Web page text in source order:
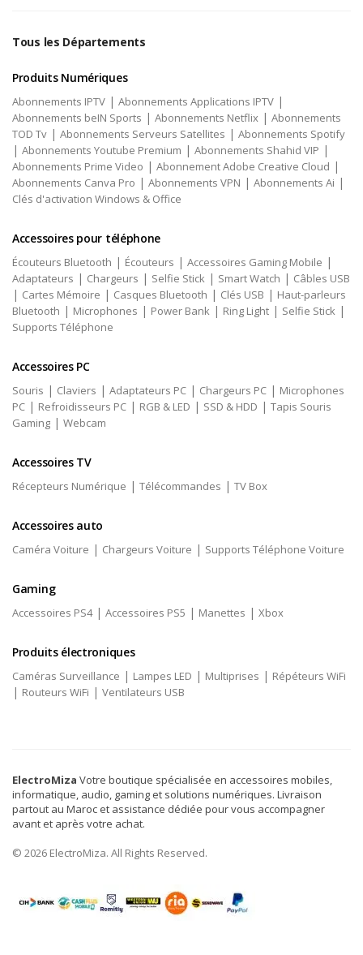
Tous les Départements
Produits Numériques
Abonnements IPTV | Abonnements Applications IPTV |
Abonnements beIN Sports | Abonnements Netflix | Abonnements
TOD Tv | Abonnements Serveurs Satellites | Abonnements Spotify
| Abonnements Youtube Premium | Abonnements Shahid VIP |
Abonnements Prime Video | Abonnement Adobe Creative Cloud |
Abonnements Canva Pro | Abonnements VPN | Abonnements Ai |
Clés d'activation Windows & Office
Accessoires pour téléphone
Écouteurs Bluetooth | Écouteurs | Accessoires Gaming Mobile |
Adaptateurs | Chargeurs | Selfie Stick | Smart Watch | Câbles USB
| Cartes Mémoire | Casques Bluetooth | Clés USB | Haut-parleurs
Bluetooth | Microphones | Power Bank | Ring Light | Selfie Stick |
Supports Téléphone
Accessoires PC
Souris | Claviers | Adaptateurs PC | Chargeurs PC | Microphones
PC | Refroidisseurs PC | RGB & LED | SSD & HDD | Tapis Souris
Gaming | Webcam
Accessoires TV
Récepteurs Numérique | Télécommandes | TV Box
Accessoires auto
Caméra Voiture | Chargeurs Voiture | Supports Téléphone Voiture
Gaming
Accessoires PS4| Accessoires PS5 | Manettes | Xbox
Produits électroniques
Caméras Surveillance | Lampes LED | Multiprises | Répéteurs WiFi
| Routeurs WiFi | Ventilateurs USB
ElectroMiza Votre boutique spécialisée en accessoires mobiles,
informatique, audio, gaming et solutions numériques. Livraison
partout au Maroc et assistance dédiée pour vous accompagner
avant et après votre achat.
© 2026 ElectroMiza. All Rights Reserved.